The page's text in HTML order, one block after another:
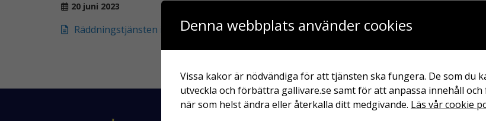
20 juni 2023
Räddningstjänsten informerar – Systematiskt brandskyddsarbete
Denna webbplats använder cookies
Vissa kakor är nödvändiga för att tjänsten ska fungera. De som du
utveckla och förbättra gallivare.se samt för att anpassa innehåll
när som helst ändra eller återkalla ditt medgivande. Läs vår cookie